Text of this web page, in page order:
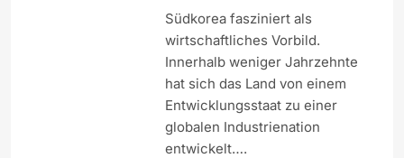
Südkorea fasziniert als
wirtschaftliches Vorbild.
Innerhalb weniger Jahrzehnte
hat sich das Land von einem
Entwicklungsstaat zu einer
globalen Industrienation
entwickelt….